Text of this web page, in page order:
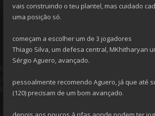
vais construindo o teu plantel, mas cuidado
uma posição só.
começam a escolher um de 3 jogadores
Thiago Silva, um defesa central, MKhitharyan
Sérgio Aguero, avançado.
pessoalmente recomendo Aguero, já que até
(120) precisam de um bom avançado.